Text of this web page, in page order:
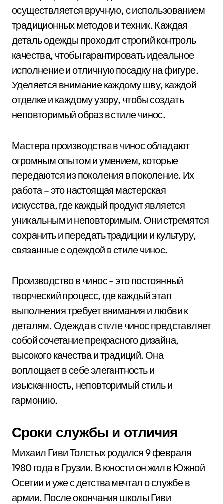
осуществляется вручную, с использованием
традиционных методов и техник. Каждая
деталь одежды проходит строгий контроль
качества, чтобы гарантировать идеальное
исполнение и отличную посадку на фигуре.
Уделяется внимание каждому шву, каждой
отделке и каждому узору, чтобы создать
неповторимый образ в стиле чинос.
Мастера производства в чинос обладают
огромным опытом и умением, которые
передаются из поколения в поколение. Их
работа – это настоящая мастерская
искусства, где каждый продукт является
уникальным и неповторимым. Они стремятся
сохранить и передать традиции и культуру,
связанные с одеждой в стиле чинос.
Производство в чинос – это постоянный
творческий процесс, где каждый этап
выполнения требует внимания и любви к
деталям. Одежда в стиле чинос представляет
собой сочетание прекрасного дизайна,
высокого качества и традиций. Она
воплощает в себе элегантность и
изысканность, неповторимый стиль и
гармонию.
Сроки службы и отличия
Михаил Гиви Толстых родился 9 февраля
1980 года в Грузии. В юности он жил в Южной
Осетии и уже с детства мечтал о службе в
армии. После окончания школы Гиви